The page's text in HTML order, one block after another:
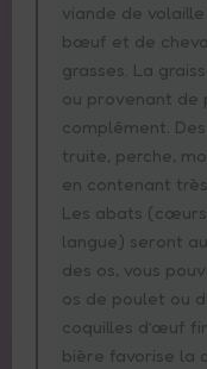
viande de
bœuf et de
grasses. La
ou provenant de
complément.
truite, perche,
en contenant
Les abats
langue) seront
des os, vous
os de poulet ou
coquilles d’œuf
bière favorise la